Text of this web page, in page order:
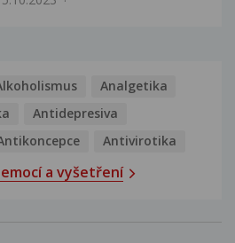
Analgetika
Antidepresiva
Antivirotika
a vyšetření